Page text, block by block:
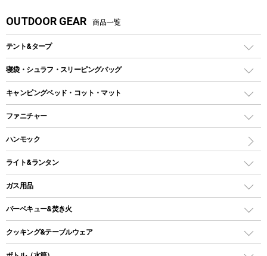
OUTDOOR GEAR 商品一覧
テント&タープ
テント
ツールームテント
ワンポールテント
シェルターテント
ロッジ型・オリジナルテント
タープ
スクエアタープ（レクタタープ）
寝袋・シュラフ・スリーピングバッグ
レクタングラー型（封筒型）シュラフ
インナーシュラフ
キャンピングベッド・コット・マット
キャンピングベッド・コット
インフレータブルマット
ファニチャー
アウトドアテーブル
レジャーシート
ハンモック
ライト&ランタン
LEDランタン
ガスランタン
オイルランタン
ガス用品
ガスバーナー
ガス缶
バーベキュー&焚き火
バーベキューコンロ、グリル
クッキング&テーブルウェア
ダッチオーブン